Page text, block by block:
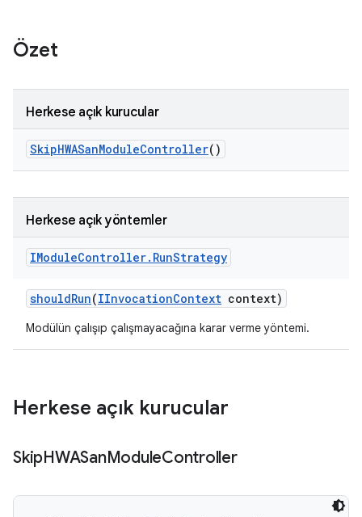
Özet
Herkese açık kurucular
SkipHWASanModuleController()
Herkese açık yöntemler
IModuleController. RunStrategy
shouldRun(IInvocationContext context)
Modülün çalışıp çalışmayacağına karar verme yöntemi.
Herkese açık kurucular
SkipHWASanModuleController